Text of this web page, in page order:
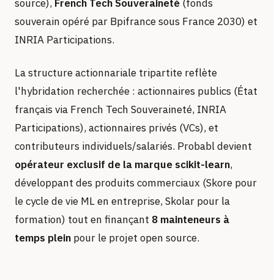
source), French Tech Souveraineté (fonds
souverain opéré par Bpifrance sous France 2030) et
INRIA Participations.
La structure actionnariale tripartite reflète
l'hybridation recherchée : actionnaires publics (État
français via French Tech Souveraineté, INRIA
Participations), actionnaires privés (VCs), et
contributeurs individuels/salariés. Probabl devient
opérateur exclusif de la marque scikit-learn,
développant des produits commerciaux (Skore pour
le cycle de vie ML en entreprise, Skolar pour la
formation) tout en finançant 8 mainteneurs à
temps plein pour le projet open source.